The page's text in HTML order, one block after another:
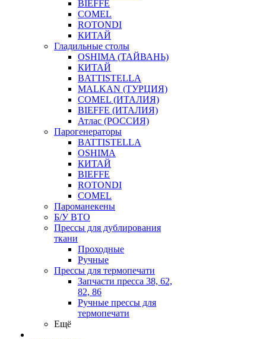
BIEFFE
COMEL
ROTONDI
КИТАЙ
Гладильные столы
OSHIMA (ТАЙВАНЬ)
КИТАЙ
BATTISTELLA
MALKAN (ТУРЦИЯ)
COMEL (ИТАЛИЯ)
BIEFFE (ИТАЛИЯ)
Атлас (РОССИЯ)
Парогенераторы
BATTISTELLA
OSHIMA
КИТАЙ
BIEFFE
ROTONDI
COMEL
Пароманекены
Б/У ВТО
Прессы для дублирования
ткани
Проходные
Ручные
Прессы для термопечати
Запчасти пресса 38, 62,
82, 86
Ручные прессы для
термопечати
Ещё